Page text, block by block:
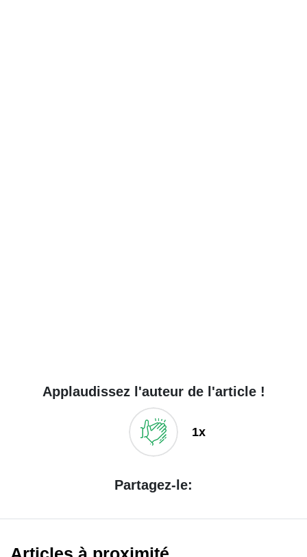
Applaudissez l'auteur de l'article !
1x
Partagez-le: